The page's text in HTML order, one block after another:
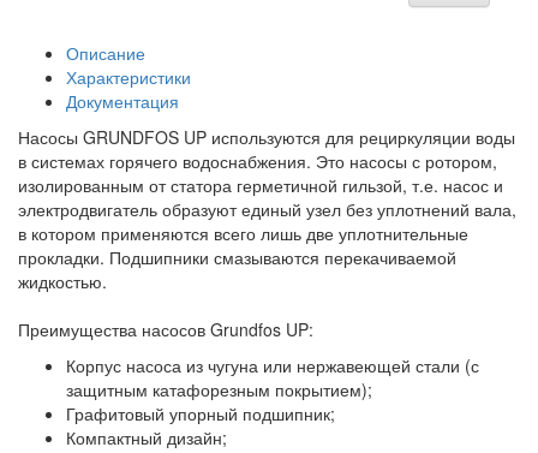
Описание
Характеристики
Документация
Насосы GRUNDFOS UP используются для рециркуляции воды
в системах горячего водоснабжения. Это насосы с ротором,
изолированным от статора герметичной гильзой, т.е. насос и
электродвигатель образуют единый узел без уплотнений вала,
в котором применяются всего лишь две уплотнительные
прокладки. Подшипники смазываются перекачиваемой
жидкостью.
Преимущества насосов Grundfos UP:
Корпус насоса из чугуна или нержавеющей стали (с
защитным катафорезным покрытием);
Графитовый упорный подшипник;
Компактный дизайн;